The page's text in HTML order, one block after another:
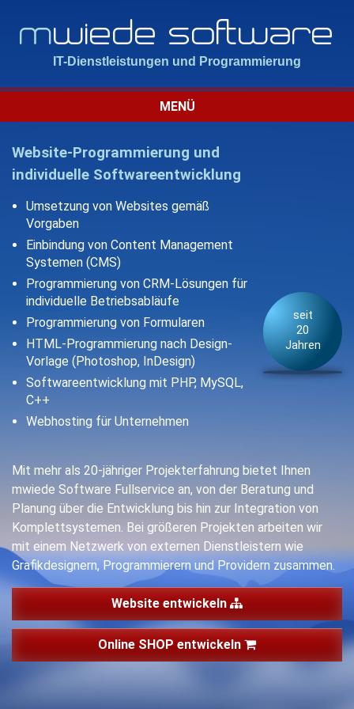
mwiede software
IT-Dienstleistungen und Programmierung
MENÜ
seit
20
Jahren
Website-Programmierung und
individuelle Softwareentwicklung
Umsetzung von Websites gemäß
Vorgaben
Einbindung von Content Management
Systemen (CMS)
Programmierung von CRM-Lösungen für
individuelle Betriebsabläufe
Programmierung von Formularen
HTML-Programmierung nach Design-
Vorlage (Photoshop, InDesign)
Softwareentwicklung mit PHP, MySQL,
C++
Webhosting für Unternehmen
Mit mehr als 20-jähriger Projekterfahrung bietet Ihnen
mwiede Software Fullservice an, von der Beratung und
Planung über die Entwicklung bis hin zur Integration von
Komplettsystemen. Bei größeren Projekten arbeiten wir
mit einem Netzwerk von externen Dienstleistern wie
Grafikdesignern, Programmierern und Providern zusammen.
Website entwickeln
Online SHOP entwickeln